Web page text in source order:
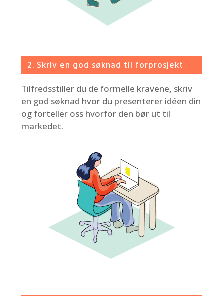
2. Skriv en god søknad til forprosjekt
Tilfredsstiller du de formelle kravene, skriv
en god søknad hvor du presenterer idéen din
og forteller oss hvorfor den bør ut til
markedet.